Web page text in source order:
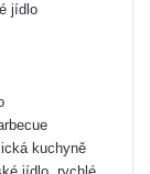
jídlo
kuchyně